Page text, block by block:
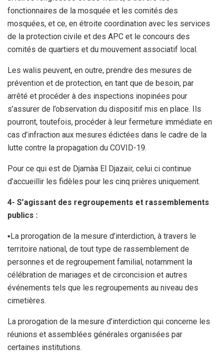
fonctionnaires de la mosquée et les comités des
mosquées, et ce, en étroite coordination avec les services
de la protection civile et des APC et le concours des
comités de quartiers et du mouvement associatif local.
Les walis peuvent, en outre, prendre des mesures de
prévention et de protection, en tant que de besoin, par
arrêté et procéder à des inspections inopinées pour
s’assurer de l’observation du dispositif mis en place. Ils
pourront, toutefois, procéder à leur fermeture immédiate en
cas d’infraction aux mesures édictées dans le cadre de la
lutte contre la propagation du COVID-19.
Pour ce qui est de Djamàa El Djazaïr, celui ci continue
d’accueillir les fidèles pour les cinq prières uniquement.
4- S’agissant des regroupements et rassemblements
publics :
▪La prorogation de la mesure d’interdiction, à travers le
territoire national, de tout type de rassemblement de
personnes et de regroupement familial, notamment la
célébration de mariages et de circoncision et autres
événements tels que les regroupements au niveau des
cimetières.
La prorogation de la mesure d’interdiction qui concerne les
réunions et assemblées générales organisées par
certaines institutions.